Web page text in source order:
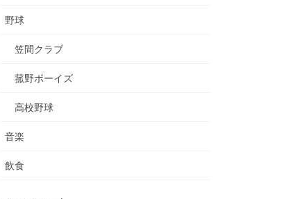
野球
笠間クラブ
菰野ボーイズ
高校野球
音楽
飲食